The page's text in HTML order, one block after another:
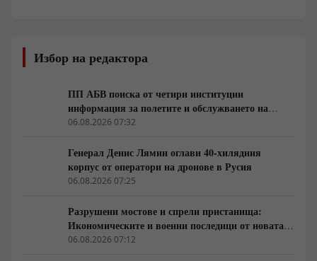
Избор на редактора
ПП АБВ поиска от четири институции
информация за полетите и обслужването на
чужди военни самолети у нас
06.08.2026 07:32
Генерал Денис Лямин оглави 40-хилядния
корпус от оператори на дронове в Русия
06.08.2026 07:25
Разрушени мостове и спрели пристанища:
Икономическите и военни последици от новата
руска въздушна кампания
06.08.2026 07:12